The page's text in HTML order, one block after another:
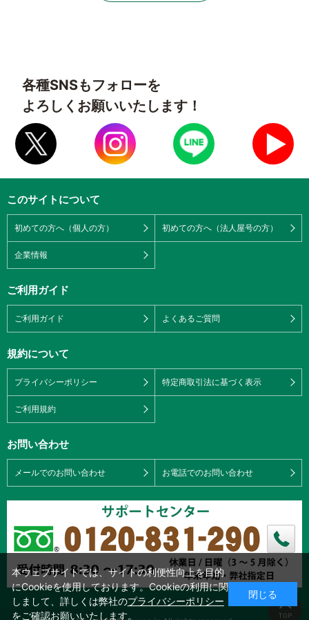
各種SNSもフォローを
よろしくお願いいたします！
このサイトについて
初めての方へ（個人の方） 初めての方へ（法人屋号の方）
企業情報
ご利用ガイド
ご利用ガイド よくあるご質問
規約について
プライバシーポリシー 特定商取引法に基づく表示
ご利用規約
お問い合わせ
メールでのお問い合わせ お電話でのお問い合わせ
本ウェブサイトでは、サイトの利便性向上を目的
にCookieを使用しております。Cookieの利用に関
しまして、詳しくは弊社のプライバシーポリシー
をご確認お願いいたします。
閉じる